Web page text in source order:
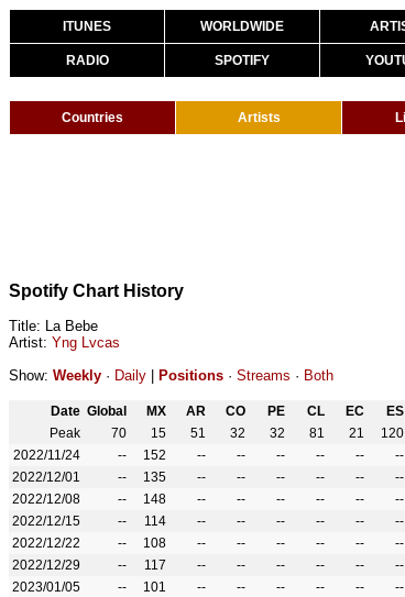
ITUNES WORLDWIDE
RADIO SPOTIFY
Countries Artists
Spotify Chart History
Title: La Bebe
Artist: Yng Lvcas
Show: Weekly · Daily Positions · Streams · Both
Date Global MX AR CO PE CL EC ES
Peak
70 15 51 32 32 81 21 120
2022/11/24
-- 152 -- -- -- -- -- --
2022/12/01
-- 135 -- -- -- -- -- --
2022/12/08
-- 148 -- -- -- -- -- --
2022/12/15
-- 114 -- -- -- -- -- --
2022/12/22
-- 108 -- -- -- -- -- --
2022/12/29
-- 117 -- -- -- -- -- --
2023/01/05
-- 101 -- -- -- -- -- --